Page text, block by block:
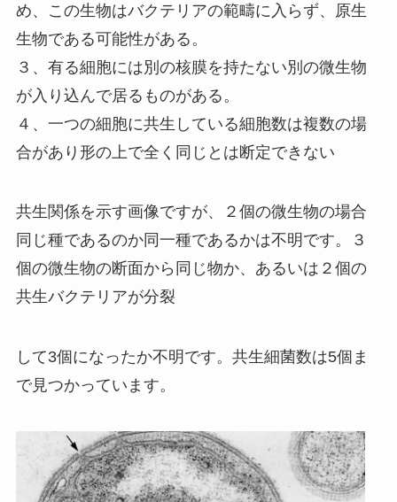
め、この生物はバクテリアの範疇に入らず、原生
生物である可能性がある。
３、有る細胞には別の核膜を持たない別の微生物
が入り込んで居るものがある。
４、一つの細胞に共生している細胞数は複数の場
合があり形の上で全く同じとは断定できない
共生関係を示す画像ですが、２個の微生物の場合
同じ種であるのか同一種であるかは不明です。３
個の微生物の断面から同じ物か、あるいは２個の
共生バクテリアが分裂
して3個になったか不明です。共生細菌数は5個ま
で見つかっています。